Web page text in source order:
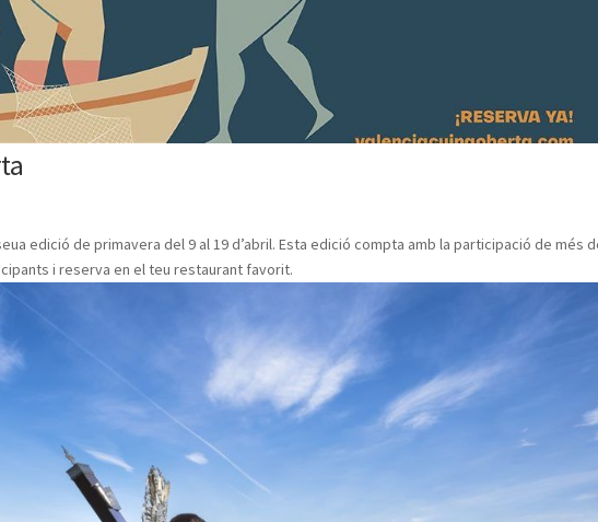
edició de primavera del 9 al 19 d’abril. Esta edició compta amb la participació de més
i reserva en el teu restaurant favorit.